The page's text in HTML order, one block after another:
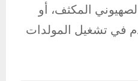
المكثف، أو
في تشغيل المولدات